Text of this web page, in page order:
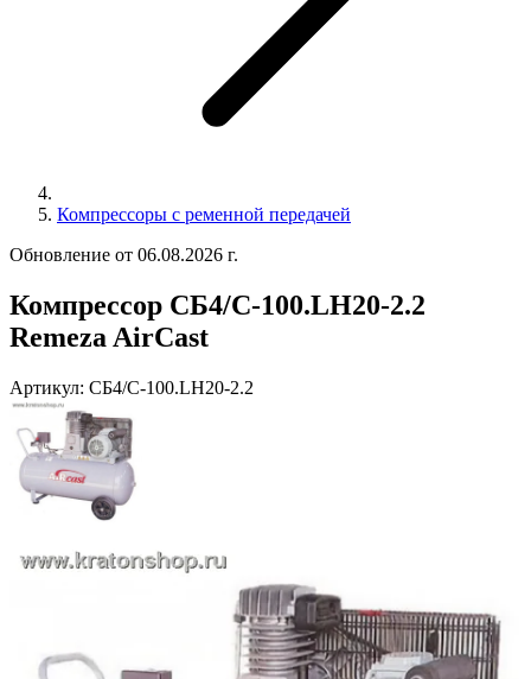
Компрессоры с ременной передачей
Обновление от 06.08.2026 г.
Компрессор СБ4/С-100.LH20-2.2
Remeza AirCast
Артикул: СБ4/С-100.LH20-2.2